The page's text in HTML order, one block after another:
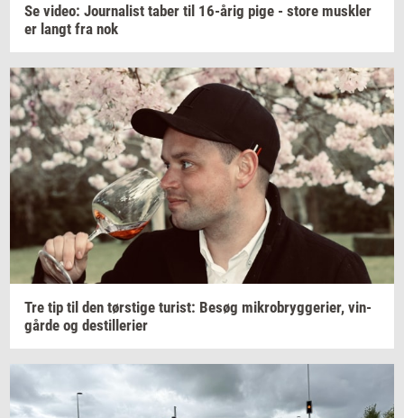
Se video: Jour­na­list taber til 16-årig pige - store mus­k­ler
er langt fra nok
Tre tip til den tørsti­ge turist: Besøg mi­kro­bryg­ge­ri­er, vin­
går­de og destil­le­ri­er